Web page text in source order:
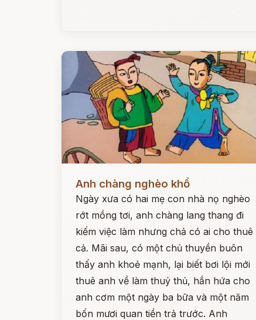
Anh chàng nghèo khổ
Ngày xưa có hai mẹ con nhà nọ nghèo
rớt mồng tơi, anh chàng lang thang đi
kiếm việc làm nhưng chả có ai cho thuê
cả. Mãi sau, có một chủ thuyền buôn
thấy anh khoẻ mạnh, lại biết bơi lội mới
thuê anh về làm thuỷ thủ, hắn hứa cho
anh cơm một ngày ba bữa và một năm
bốn mươi quan tiền trả trước. Anh